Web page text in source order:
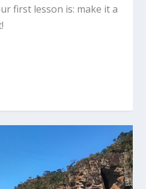
first lesson is: make it a